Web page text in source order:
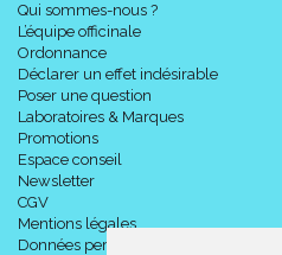
Qui sommes-nous ?
L’équipe officinale
Ordonnance
Déclarer un effet indésirable
Poser une question
Laboratoires & Marques
Promotions
Espace conseil
Newsletter
CGV
Mentions légales
Données personnelles